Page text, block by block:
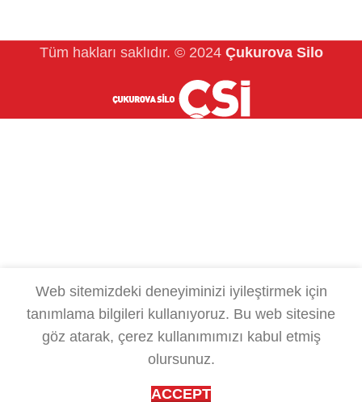
Tüm hakları saklıdır. © 2024 Çukurova Silo
Web sitemizdeki deneyiminizi iyileştirmek için
tanımlama bilgileri kullanıyoruz. Bu web sitesine
göz atarak, çerez kullanımımızı kabul etmiş
olursunuz.
ACCEPT